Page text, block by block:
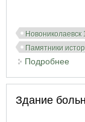
Новониколаевск
Памятники
Подробнее
Здание